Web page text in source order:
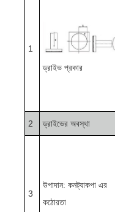
1
ড্রাইভ প্রকার
2 ড্রাইভের অবস্থা
3
উপাদান: কনট্যাকপা এর
কঠোরতা